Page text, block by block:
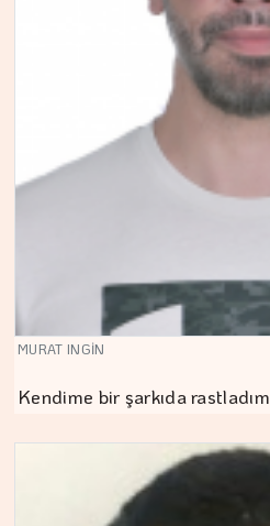
MURAT INGİN
Kendime bir şarkıda rastladım